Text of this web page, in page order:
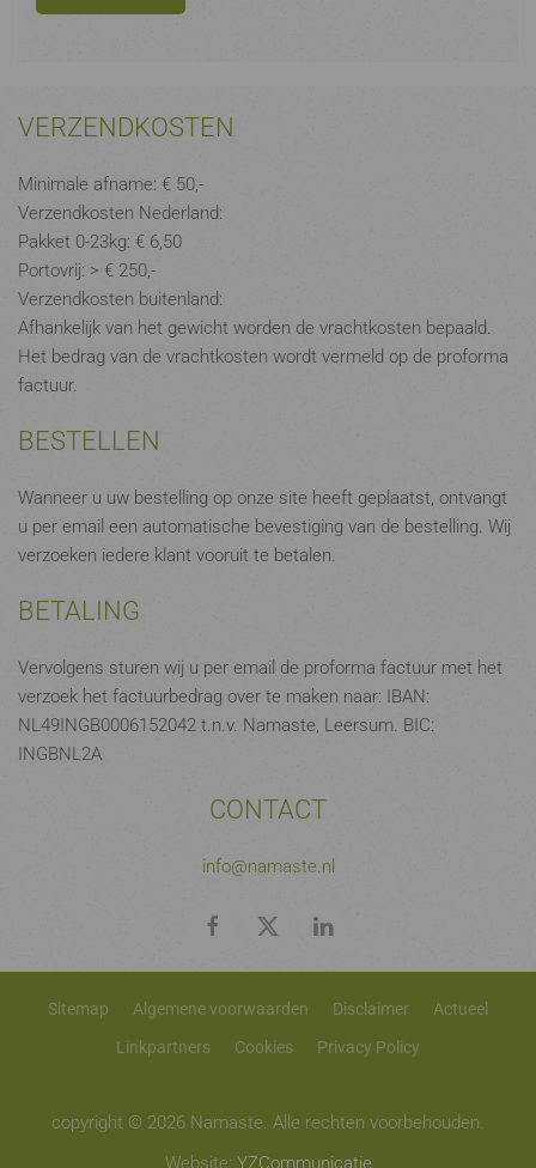
VERZENDKOSTEN
Minimale afname: € 50,-
Verzendkosten Nederland:
Pakket 0-23kg: € 6,50
Portovrij: > € 250,-
Verzendkosten buitenland:
Afhankelijk van het gewicht worden de vrachtkosten bepaald.
Het bedrag van de vrachtkosten wordt vermeld op de proforma
factuur.
BESTELLEN
Wanneer u uw bestelling op onze site heeft geplaatst, ontvangt
u per email een automatische bevestiging van de bestelling. Wij
verzoeken iedere klant vooruit te betalen.
BETALING
Vervolgens sturen wij u per email de proforma factuur met het
verzoek het factuurbedrag over te maken naar: IBAN:
NL49INGB0006152042 t.n.v. Namaste, Leersum. BIC:
INGBNL2A
CONTACT
info@namaste.nl
Sitemap Algemene voorwaarden Disclaimer
Actueel
Linkpartners
Cookies Privacy Policy
copyright © 2026 Namaste. Alle rechten voorbehouden.
Website: YZCommunicatie